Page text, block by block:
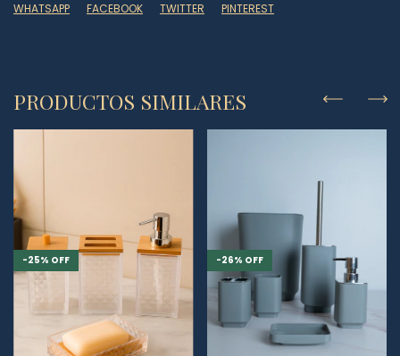
WHATSAPP FACEBOOK TWITTER PINTEREST
PRODUCTOS SIMILARES
-25% OFF -26% OFF